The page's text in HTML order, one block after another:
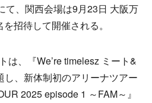
て、関西会場は9月23日 大阪万
招待して開催される。
は、『We’re timelesz ミート&
、新体制初のアリーナツアー
2025 episode 1 ～FAM～』